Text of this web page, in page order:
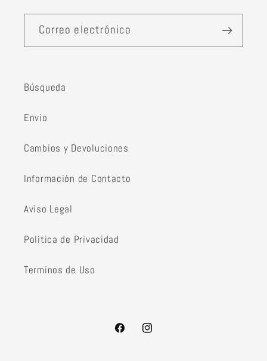
Correo electrónico
Búsqueda
Envio
Cambios y Devoluciones
Información de Contacto
Aviso Legal
Política de Privacidad
Terminos de Uso
FacebookInstagram